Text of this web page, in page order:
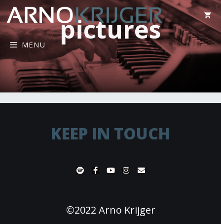
MENU pictures
KEEP IN TOUCH
©2022 Arno Krijger